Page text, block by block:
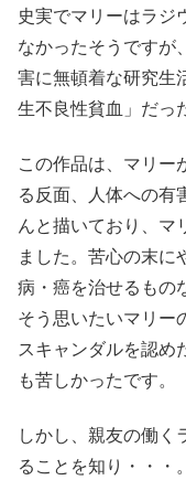
史実でマリーはラジ
なかったそうですが
害に無頓着な研究生
生不良性貧血」だっ
この作品は、マリー
る反面、人体への有
んと描いており、マ
ました。苦心の末に
病・癌を治せるもの
そう思いたいマリー
スキャンダルを認め
も苦しかったです。
しかし、親友の働く
ることを知り・・・。